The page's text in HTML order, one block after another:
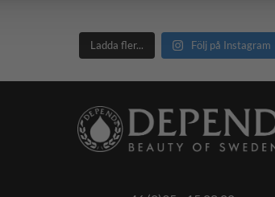
Ladda fler... Följ på Instagram